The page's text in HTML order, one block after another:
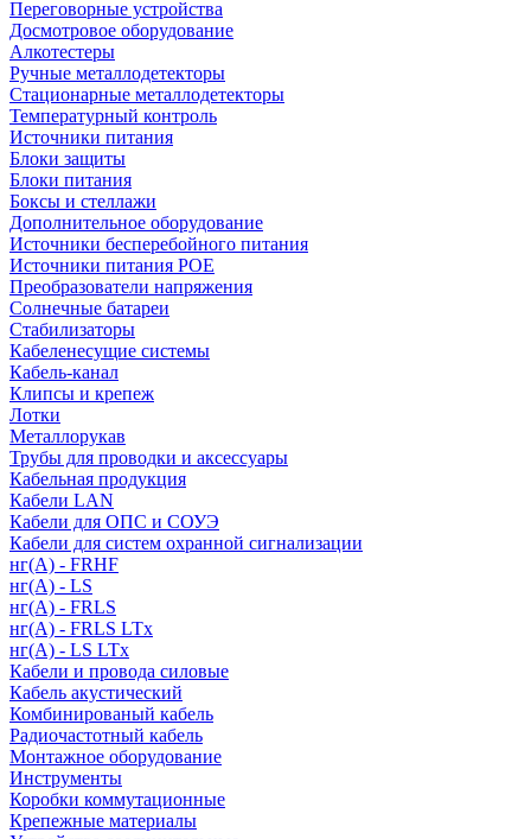
Переговорные устройства
Досмотровое оборудование
Алкотестеры
Ручные металлодетекторы
Стационарные металлодетекторы
Температурный контроль
Источники питания
Блоки защиты
Блоки питания
Боксы и стеллажи
Дополнительное оборудование
Источники бесперебойного питания
Источники питания POE
Преобразователи напряжения
Солнечные батареи
Стабилизаторы
Кабеленесущие системы
Кабель-канал
Клипсы и крепеж
Лотки
Металлорукав
Трубы для проводки и аксессуары
Кабельная продукция
Кабели LAN
Кабели для ОПС и СОУЭ
Кабели для систем охранной сигнализации
нг(A) - FRHF
нг(A) - LS
нг(А) - FRLS
нг(А) - FRLS LTx
нг(А) - LS LTx
Кабели и провода силовые
Кабель акустический
Комбинированый кабель
Радиочастотный кабель
Монтажное оборудование
Инструменты
Коробки коммутационные
Крепежные материалы